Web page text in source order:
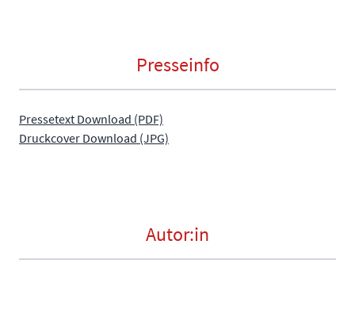
Presseinfo
Pressetext Download (PDF)
Druckcover Download (JPG)
Autor:in